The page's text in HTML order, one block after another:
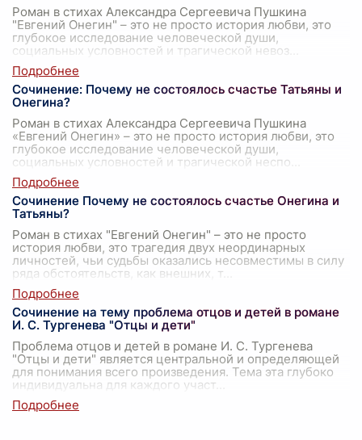
Роман в стихах Александра Сергеевича Пушкина
"Евгений Онегин" – это не просто история любви, это
глубокое исследование человеческой души,
социальных условностей и трагической невоз
Сочинение: Почему не состоялось счастье Татьяны и
Онегина?
Роман в стихах Александра Сергеевича Пушкина
«Евгений Онегин» – это не просто история любви, это
глубокое исследование человеческой души,
социальных условностей и трагической неспо
Сочинение Почему не состоялось счастье Онегина и
Татьяны?
Роман в стихах "Евгений Онегин" – это не просто
история любви, это трагедия двух неординарных
личностей, чьи судьбы оказались несовместимы в силу
ряда обстоятельств, как внешних, т
Сочинение на тему проблема отцов и детей в романе
И. С. Тургенева "Отцы и дети"
Проблема отцов и детей в романе И. С. Тургенева
"Отцы и дети" является центральной и определяющей
для понимания всего произведения. Тема эта глубоко
индивидуальна для каждого участ